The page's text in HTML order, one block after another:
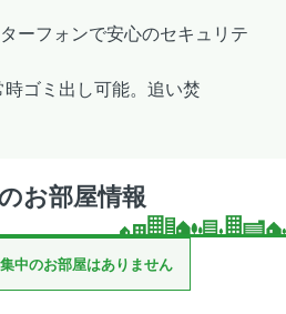
ーフォンで安心のセキュリテ
ゴミ出し可能。追い焚
お部屋情報
中のお部屋はありません